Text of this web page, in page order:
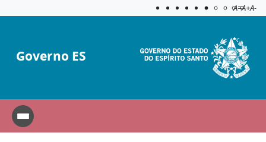
Aplicar
A=A+A-
Governo ES